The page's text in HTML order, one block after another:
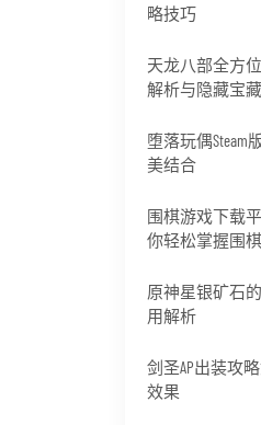
略技巧
天龙八部全方
解析与隐藏宝
堕落玩偶
美结合
围棋游戏下载
你轻松掌握围
原神星银矿石
用解析
剑圣AP出装攻
效果